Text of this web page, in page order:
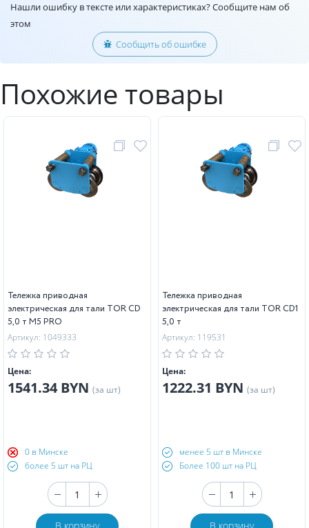
Нашли ошибку в тексте или характеристиках? Сообщите нам об
этом
Сообщить об ошибке
Похожие товары
Тележка приводная
электрическая для тали TOR CD
5,0 т М5 PRO
Артикул: 1049333
Цена:
1541.34 BYN (за шт)
0 в Минске
более 5 шт на РЦ
Тележка приводная
электрическая для тали TOR CD1
5,0 т
Артикул: 119531
Цена:
1222.31 BYN (за шт)
менее 5 шт в Минске
Более 100 шт на РЦ